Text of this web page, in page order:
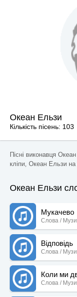
Океан Ельзи
Кількість пісень: 103
Пісні виконавця
кліпи, Океан Ельзи
Океан Ельзи
Мукачево
Слова /
Відповідь
Слова /
Коли ми
Слова /